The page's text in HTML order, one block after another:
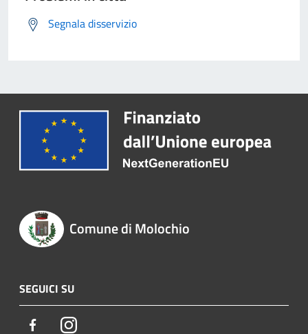
Segnala disservizio
Comune di Molochio
SEGUICI SU
FacebookInstagram